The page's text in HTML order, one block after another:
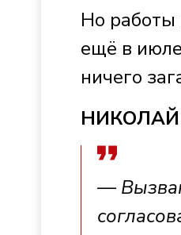
Но работы
ещё в
ничего
НИКОЛАЙ
—